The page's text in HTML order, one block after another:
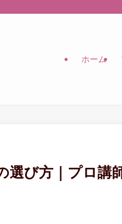
ホーム
選び方｜プロ講